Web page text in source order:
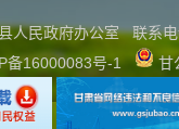
人民政府办公室联系
备16000083号-1 甘